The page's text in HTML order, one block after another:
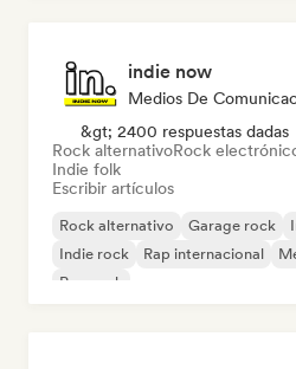
indie now
Medios De
&gt; 2400 respuestas dadas
Rock alternativoRock
Indie folk
Escribir artículos
Rock alternativo Garage rock
Indie rock
Rap internacional
Pop rock